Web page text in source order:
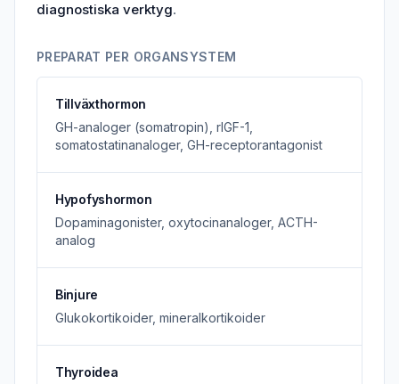
diagnostiska verktyg.
PREPARAT PER ORGANSYSTEM
Tillväxthormon
GH-analoger (somatropin), rIGF-1,
somatostatinanaloger, GH-receptorantagonist
Hypofyshormon
Dopaminagonister, oxytocinanaloger, ACTH-
analog
Binjure
Glukokortikoider, mineralkortikoider
Thyroidea